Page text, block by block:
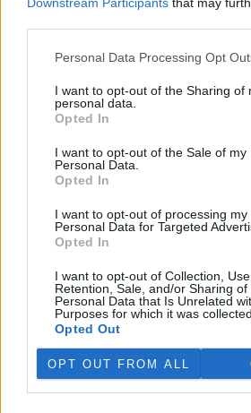
Personal Data Processing Opt
I want to opt-out of the Sharing of
personal data.
Opted In
I want to opt-out of the Sale of my
Personal Data.
Opted In
I want to opt-out of processing my
Personal Data for Targeted
Opted In
I want to opt-out of Collection, Use,
Retention, Sale, and/or Sharing of
Personal Data that Is Unrelated
Purposes for which it was collected.
Opted Out
OPT OUT FROM ALL
že zde publikujete svůj příspěvek, se ale
dodržovatpravidla diskuse
. V případě
vyhrazuje právo smazat diskusní příspěvěk
DO DISKUZE SE MŮŽETE ZAPOJIT PO
Uživatelský e-mail
Heslo
Zapomněli jste heslo?
Přihlásit se mohou jen ti, kteří se již
tiskové zprávy